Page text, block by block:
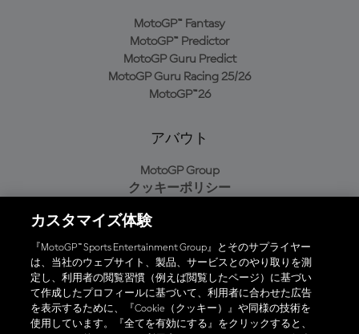
MotoGP™ Fantasy
MotoGP™ Predictor
MotoGP Guru Predict
MotoGP Guru Racing 25/26
MotoGP™26
アバウト
MotoGP Group
クッキーポリシー
プライバシーポリシー
購入ポリシー
オフィシャルアプリ
カスタマイズ体験
『MotoGP™ Sports Entertainment Group』とそのサプライヤー
は、当社のウェブサイト、製品、サービスとのやり取りを測
定し、利用者の閲覧習慣（例えば閲覧したページ）に基づい
て作成したプロフィールに基づいて、利用者に合わせた広告
を表示するために、『Cookie（クッキー）』や同様の技術を
使用しています。『全てを有効にする』をクリックすると、